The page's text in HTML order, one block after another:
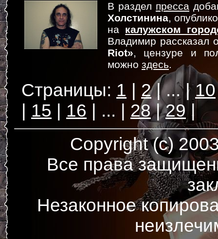
В раздел пресса
Холстинина,
на калужском
Владимир рассказал
Riot», цензуре и
можно здесь.
1 2 ...
10
15
16 ... 28
29
Copyright (c)
Все права
Незаконное